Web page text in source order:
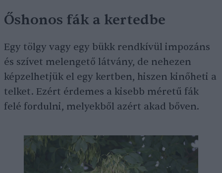
Őshonos fák a kertedbe
Egy tölgy vagy egy bükk rendkívül impozáns
és szívet melengető látvány, de nehezen
képzelhetjük el egy kertben, hiszen kinőheti a
telket. Ezért érdemes a kisebb méretű fák
felé fordulni, melyekből azért akad bőven.